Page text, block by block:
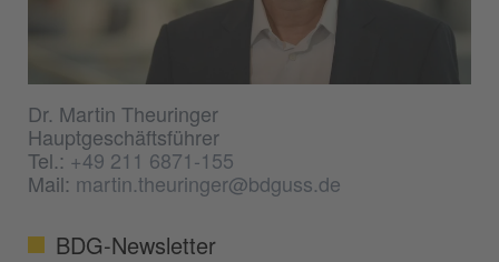
Dr. Martin Theuringer
Hauptgeschäftsführer
Tel.:+49 211 6871-155
Mail: martin.theuringer@bdguss.de
BDG-Newsletter